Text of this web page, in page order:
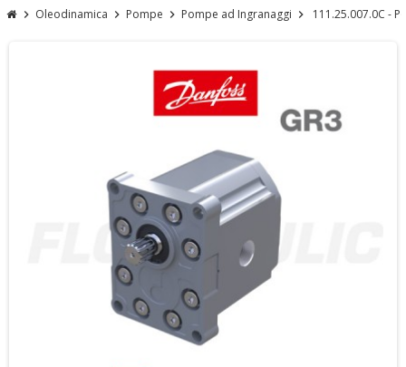
chevron_right Oleodinamica chevron_right Pompe chevron_right Pompe ad Ingranaggi chevron_right 111.25.007.0C -